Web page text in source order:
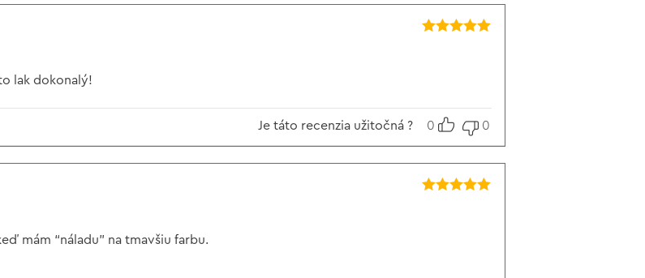
lak dokonalý!
Je táto recenzia užitočná ? 0 0
mám “náladu” na tmavšiu farbu.